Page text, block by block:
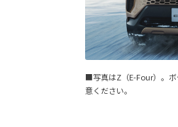
■写真はZ（E-Four）。
意ください。